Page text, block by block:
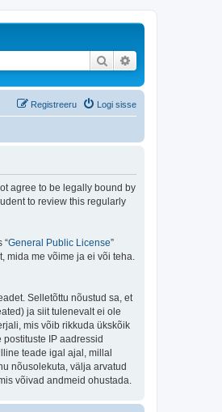
Otsi
Logi sisse
Registreeru
agree to be legally bound by
to review this regularly
“General Public License”
mida me võime ja ei või teha.
Selletõttu nõustud sa, et
ja siit tulenevalt ei ole
mis võib rikkuda ükskõik
IP aadressid
teade igal ajal, millal
nõusolekuta, välja arvatud
võivad andmeid ohustada.